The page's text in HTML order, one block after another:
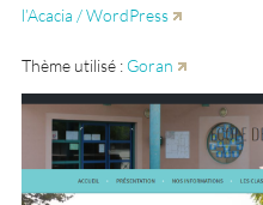
l’Acacia / WordPress
Thème utilisé : Goran